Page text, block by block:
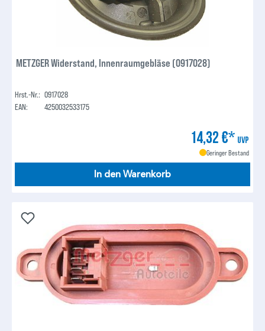
METZGER Widerstand, Innenraumgebläse (0917028)
Hrst.-Nr.: 0917028
EAN:
4250032533175
14,32 €* UVP
Geringer Bestand
In den Warenkorb